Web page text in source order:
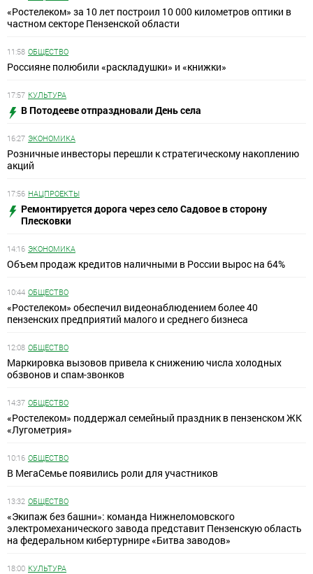
«Ростелеком» за 10 лет построил 10 000 километров оптики в
частном секторе Пензенской области
11:58 ОБЩЕСТВО
Россияне полюбили «раскладушки» и «книжки»
17:57 КУЛЬТУРА
В Потодееве отпраздновали День села
16:27 ЭКОНОМИКА
Розничные инвесторы перешли к стратегическому накоплению
акций
17:56 НАЦПРОЕКТЫ
Ремонтируется дорога через село Садовое в сторону
Плесковки
14:16 ЭКОНОМИКА
Объем продаж кредитов наличными в России вырос на 64%
10:44 ОБЩЕСТВО
«Ростелеком» обеспечил видеонаблюдением более 40
пензенских предприятий малого и среднего бизнеса
12:08 ОБЩЕСТВО
Маркировка вызовов привела к снижению числа холодных
обзвонов и спам-звонков
14:37 ОБЩЕСТВО
«Ростелеком» поддержал семейный праздник в пензенском ЖК
«Лугометрия»
10:16 ОБЩЕСТВО
В МегаСемье появились роли для участников
13:32 ОБЩЕСТВО
«Экипаж без башни»: команда Нижнеломовского
электромеханического завода представит Пензенскую область
на федеральном кибертурнире «Битва заводов»
18:00 КУЛЬТУРА